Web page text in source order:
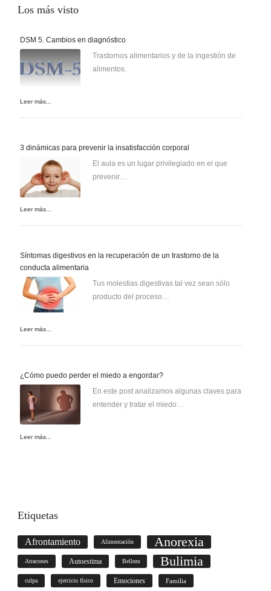
Los más visto
DSM 5. Cambios en diagnóstico
Trastornos alimentarios y de la ingestión de
alimentos.
Leer más...
3 dinámicas para prevenir la insatisfacción corporal
El aula es un lugar privilegiado en el que
prevenir…
Leer más...
Síntomas digestivos en la recuperación de un trastorno de la
conducta alimentaria
Tus molestias digestivas tal vez sean sólo
producto del proceso…
Leer más...
¿Cómo puedo perder el miedo a engordar?
En este post analizamos algunas claves para
entender y tratar el miedo…
Leer más...
Etiquetas
Afrontamiento Alimentación Anorexia
Atracones Autoestima Belleza Bulimia
culpa ejercicio físico Emociones Familia